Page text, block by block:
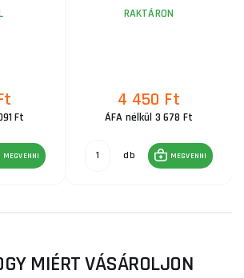
Ft
MEGVENNI
RAKTÁRON
4 450 Ft
ÁFA nélkül 3 678 Ft
db MEGVENNI
MIÉRT VÁSÁROLJON